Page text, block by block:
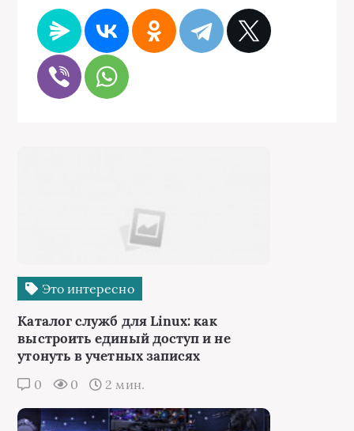
Это интересно
Каталог служб для Linux: как
выстроить единый доступ и не
утонуть в учетных записях
0 0 2 мин.